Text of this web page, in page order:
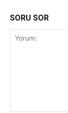
SORU SOR